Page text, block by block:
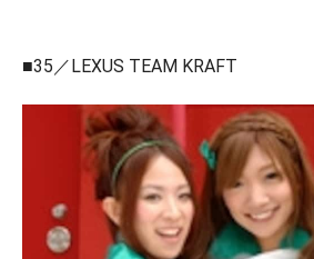
■35／LEXUS TEAM KRAFT